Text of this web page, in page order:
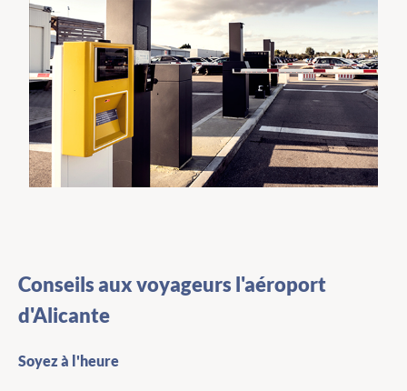
Conseils aux voyageurs l'aéroport
d'Alicante
Soyez à l'heure